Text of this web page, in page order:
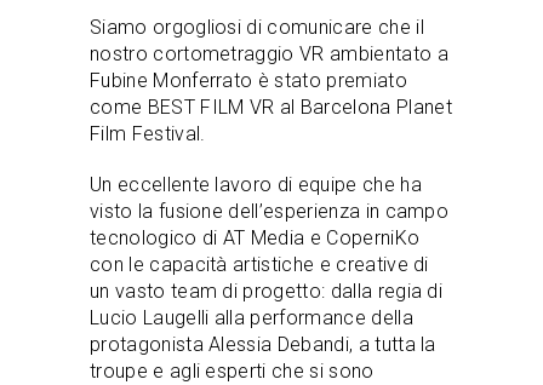
Siamo orgogliosi di comunicare che il
nostro cortometraggio VR ambientato a
Fubine Monferrato è stato premiato
come BEST FILM VR al Barcelona Planet
Film Festival.
Un eccellente lavoro di equipe che ha
visto la fusione dell’esperienza in campo
tecnologico di AT Media e CoperniKo
con le capacità artistiche e creative di
un vasto team di progetto: dalla regia di
Lucio Laugelli alla performance della
protagonista Alessia Debandi, a tutta la
troupe e agli esperti che si sono